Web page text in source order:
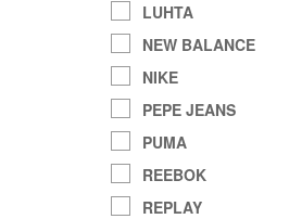
LUHTA
NEW BALANCE
NIKE
PEPE JEANS
PUMA
REEBOK
REPLAY